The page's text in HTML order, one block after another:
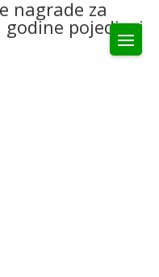
nagrade za
pojedinci